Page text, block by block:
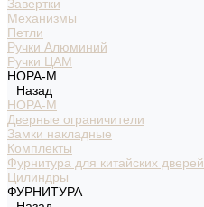
Завертки
Механизмы
Петли
Ручки Алюминий
Ручки ЦАМ
НОРА-М
Назад
НОРА-М
Дверные ограничители
Замки накладные
Комплекты
Фурнитура для китайских дверей
Цилиндры
ФУРНИТУРА